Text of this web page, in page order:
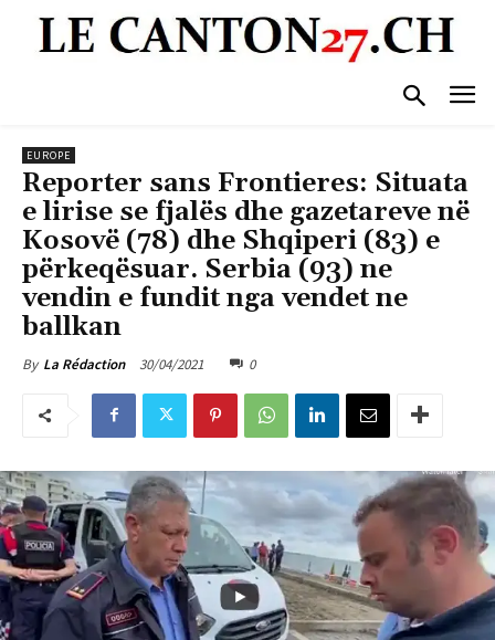
EUROPE
Reporter sans Frontieres: Situata
e lirise se fjalës dhe gazetareve në
Kosovë (78) dhe Shqiperi (83) e
përkeqësuar. Serbia (93) ne
vendin e fundit nga vendet ne
ballkan
By La Rédaction 30/04/2021 0